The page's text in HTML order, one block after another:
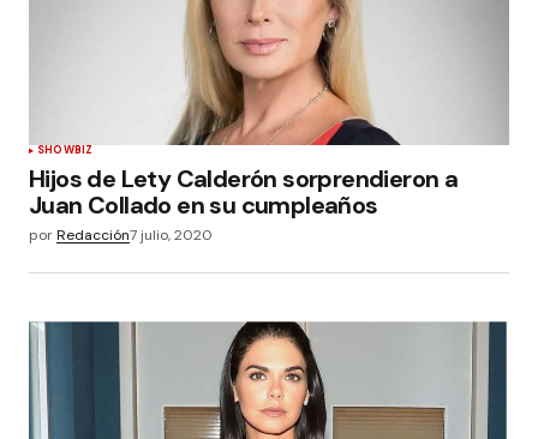
SHOWBIZ
Hijos de Lety Calderón sorprendieron a
Juan Collado en su cumpleaños
porRedacción7 julio, 2020